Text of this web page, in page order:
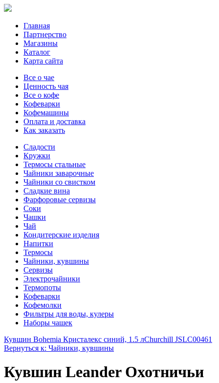
Главная
Партнерство
Магазины
Каталог
Карта сайта
Все о чае
Ценность чая
Все о кофе
Кофеварки
Кофемашины
Оплата и доставка
Как заказать
Сладости
Кружки
Термосы стальные
Чайники заварочные
Чайники со свистком
Сладкие вина
Фарфоровые сервизы
Соки
Чашки
Чай
Кондитерские изделия
Напитки
Термосы
Чайники, кувшины
Сервизы
Электрочайники
Термопоты
Кофеварки
Кофемолки
Фильтры для воды, кулеры
Наборы чашек
Кувшин Bohemia Кристалекс синий, 1.5 лChurchill JSLC00461
Вернуться к: Чайники, кувшины
Кувшин Leander Охотничьи